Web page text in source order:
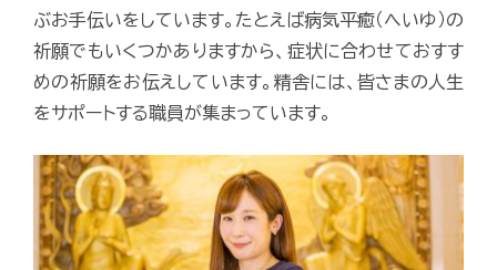
ぶお手伝いをしています。たとえば病気平癒（へいゆ）の
祈願でもいくつかありますから、症状に合わせておすす
めの祈願をお伝えしています。精舎には、皆さまの人生
をサポートする職員が集まっています。